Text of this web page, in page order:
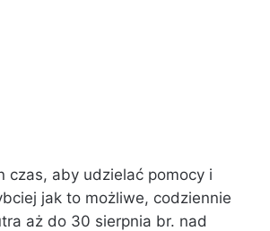
czas, aby udzielać pomocy i
jak to możliwe, codziennie
aż do 30 sierpnia br. nad